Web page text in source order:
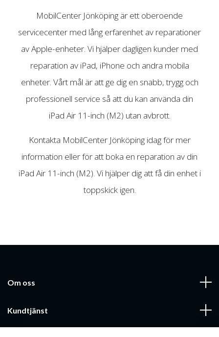
MobilCenter Jönköping är ett oberoende
servicecenter med lång erfarenhet av reparationer
av Apple-enheter. Vi hjälper dagligen kunder med
reparation av iPad, iPhone och andra mobila
enheter. Vårt mål är att ge dig en snabb, trygg och
professionell service så att du kan använda din
iPad Air 11-inch (M2) utan avbrott.
Kontakta MobilCenter Jönköping idag för mer
information eller för att boka en reparation av din
iPad Air 11-inch (M2). Vi hjälper dig att få din enhet i
toppskick igen.
Om oss
Kundtjänst